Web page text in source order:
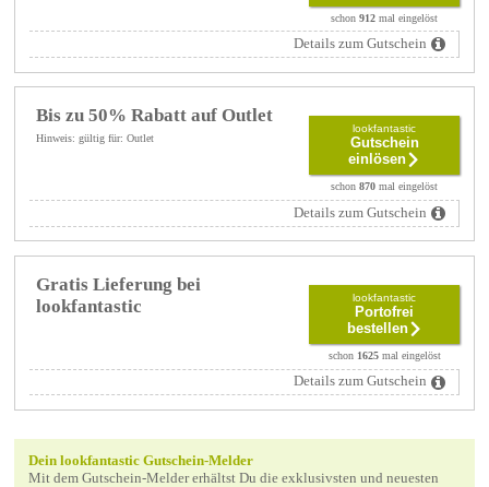
schon912 mal eingelöst
Details zum Gutschein
Bis zu 50% Rabatt auf Outlet
Hinweis: gültig für: Outlet
lookfantastic
Gutschein
einlösen
schon870 mal eingelöst
Details zum Gutschein
Gratis Lieferung bei
lookfantastic
lookfantastic
Portofrei
bestellen
schon 1625mal eingelöst
Details zum Gutschein
Dein lookfantastic Gutschein-Melder
Mit dem Gutschein-Melder erhältst Du die exklusivsten und neuesten